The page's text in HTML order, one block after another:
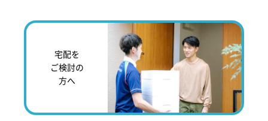
宅配を
ご検討の
方へ